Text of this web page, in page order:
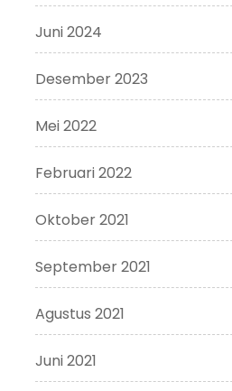
Juni 2024
Desember 2023
Mei 2022
Februari 2022
Oktober 2021
September 2021
Agustus 2021
Juni 2021